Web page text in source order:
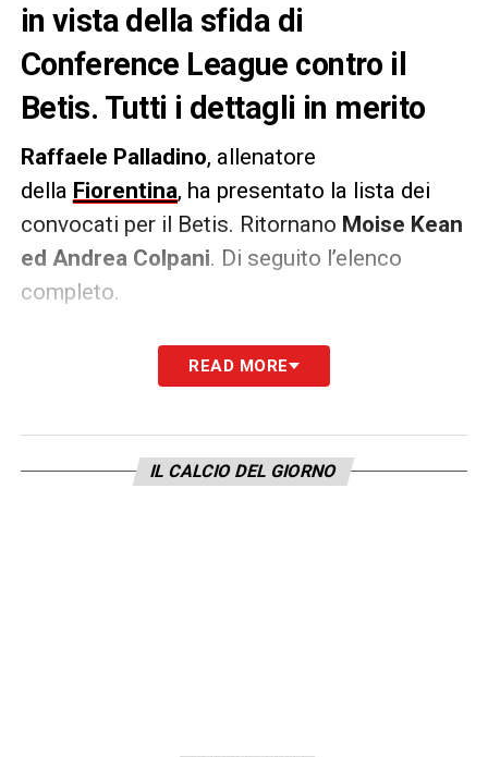
in vista della sfida di
Conference League contro il
Betis. Tutti i dettagli in merito
Raffaele Palladino, allenatore
della Fiorentina, ha presentato la lista dei
convocati per il Betis. Ritornano Moise Kean
ed Andrea Colpani. Di seguito l’elenco
completo.
: De Gea, Martinelli, Terracciano
: Comuzzo, Moreno, Parisi, Gosens,
Fagioli, Folorunsho, Mandragora, Richardson
READ MORE
IL CALCIO DEL GIORNO